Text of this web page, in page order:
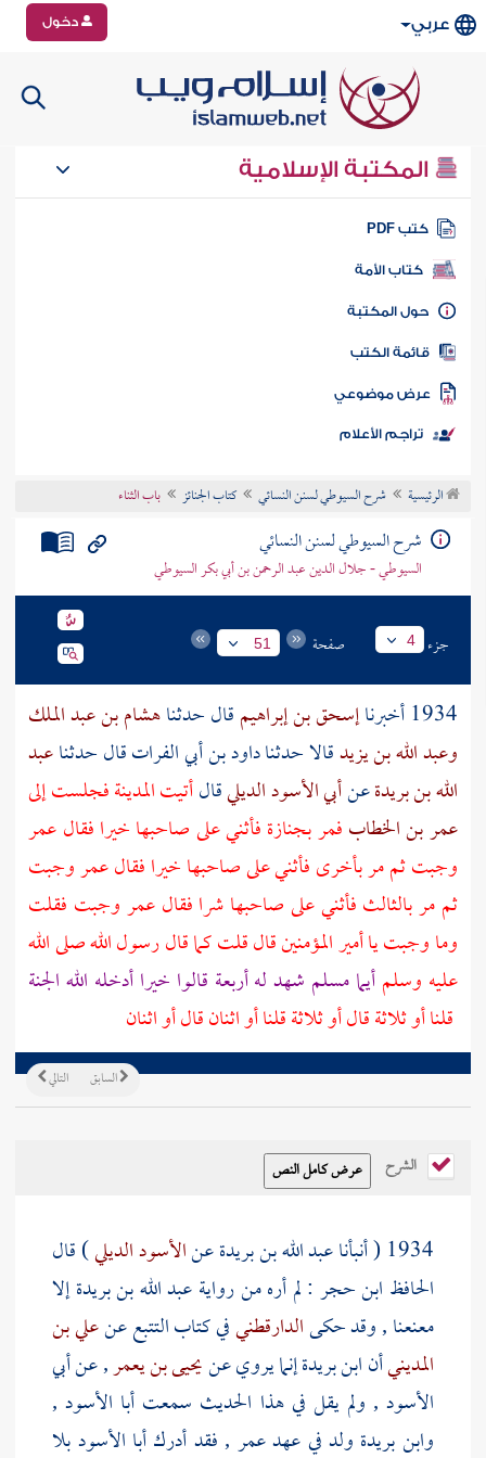
عربي دخول
المكتبة الإسلامية
كتب PDF
كتاب الأمة
المكتبة
الكتب
موضوعي
تراجم الأعلام
الرئيسية شرح السيوطي لسنن النسائي كتاب الجنائز باب الثناء
شرح السيوطي لسنن النسائي
السيوطي - جلال الدين عبد الرحمن بن أبي بكر السيوطي
جزء 4 صفحة 51
1934 أخبرنا إسحق بن إبراهيمقال حدثناهشام بن عبد الملك
وعبد الله بن يزيدقالا حدثناداود بن أبي الفراتقال حدثناعبد
الله بن بريدةعنأبي الأسود الديليقالأتيتالمدينةفجلست إلى
عمر بن الخطابفمر بجنازة فأثني على صاحبها خيرا فقالعمر
وجبت ثم مر بأخرى فأثني على صاحبها خيرا فقالعمروجبت
ثم مر بالثالث فأثني على صاحبها شرا فقالعمروجبت فقلت
وما وجبت يا أمير المؤمنين قال قلت كما قال رسول الله صلى الله
عليه وسلمأيما مسلم شهد له أربعة قالوا خيرا أدخله الله الجنة
قلنا أو ثلاثة قال أو ثلاثة قلنا أو اثنان قال أو اثنان
التالي السابق
الشرح
1934 ( أنبأنا عبد الله بن بريدةعنالأسود الديلي) قال
الحافظ ابن حجر : لم أره من روايةعبد الله بن بريدةإلا
معنعنا , وقد حكىالدارقطنيفي كتاب التتبع عنعلي بن
المدينيأنابن بريدةإنما يروي عنيحيى بن يعمر, عنأبي
الأسود , ولم يقل في هذا الحديث سمعت أبا الأسود ,
وابن بريدة ولد في عهدعمر , فقد أدركأبا الأسودبلا